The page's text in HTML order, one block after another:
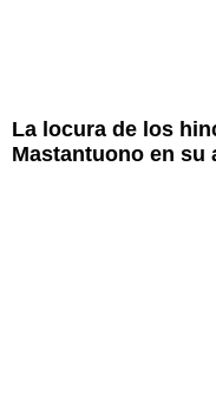
La locura de los
Mastantuono en su